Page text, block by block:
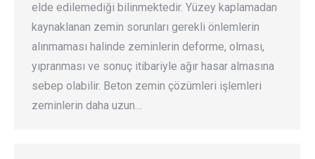
elde edilemediği bilinmektedir. Yüzey kaplamadan
kaynaklanan zemin sorunları gerekli önlemlerin
alınmaması halinde zeminlerin deforme, olması,
yıpranması ve sonuç itibariyle ağır hasar almasına
sebep olabilir. Beton zemin çözümleri işlemleri
zeminlerin daha uzun…